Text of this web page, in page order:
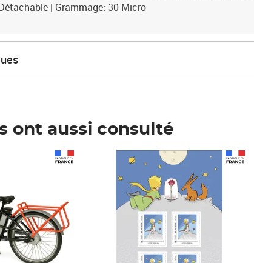
| Grammage: 30 Micro
ont aussi consulté
Prix 7,50€